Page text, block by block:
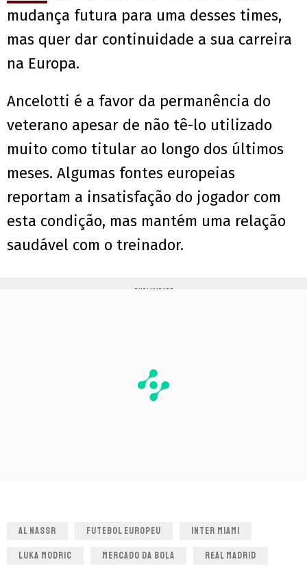
mudança futura para uma desses times,
mas quer dar continuidade a sua carreira
na Europa.
Ancelotti é a favor da permanência do
veterano apesar de não tê-lo utilizado
muito como titular ao longo dos últimos
meses. Algumas fontes europeias
reportam a insatisfação do jogador com
esta condição, mas mantém uma relação
saudável com o treinador.
PUBLICIDADE
AL NASSR FUTEBOL EUROPEU INTER MIAMI
LUKA MODRIC MERCADO DA BOLA REAL MADRID